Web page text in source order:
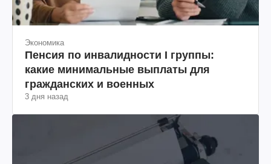
Экономика
Пенсия по инвалидности I группы:
какие минимальные выплаты для
гражданских и военных
3 дня назад